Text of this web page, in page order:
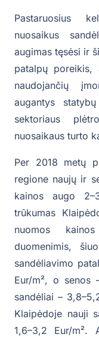
Pastaruosius
nuosaikus
augimas tęsėsi ir
patalpų poreikis,
naudojančių
augantys
sektoriaus
nuosaikaus turto
Per 2018 metų
regione naujų ir
kainos augo
trūkumas
nuomos
duomenimis,
sandėliavimo
Eur/m², o senos
sandėliai –
Klaipėdoje nauji
1,6–3,2 Eur/m².